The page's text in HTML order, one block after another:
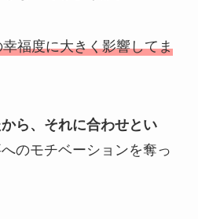
福度に大きく影響してま
ら、それに合わせとい
のモチベーションを奪っ